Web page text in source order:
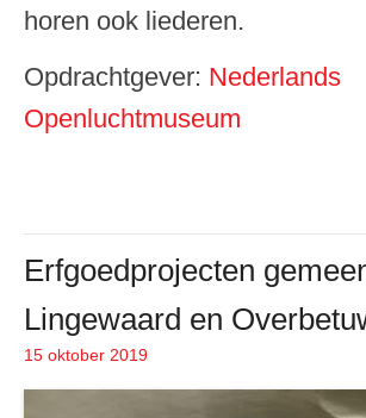
horen ook liederen.
Opdrachtgever: Nederlands
Openluchtmuseum
Erfgoedprojecten
Lingewaard en
Geplaatst op
15 oktober 2019